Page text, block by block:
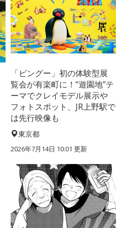
「ピングー」初の体験型展
覧会が有楽町に！“遊園地”テ
ーマでクレイモデル展示や
フォトスポット、JR上野駅で
は先行映像も
東京都
2026年7月14日 10:01 更新